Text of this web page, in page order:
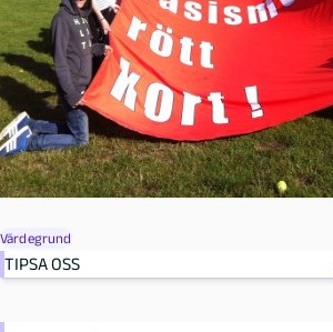
Värdegrund
TIPSA OSS